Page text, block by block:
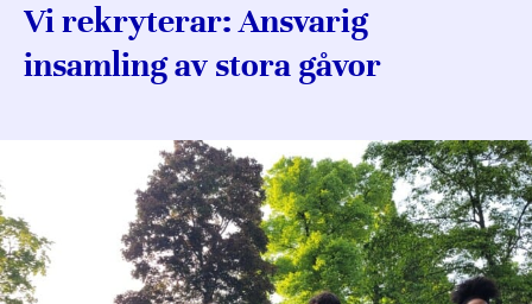
Vi rekryterar: Ansvarig
insamling av stora gåvor